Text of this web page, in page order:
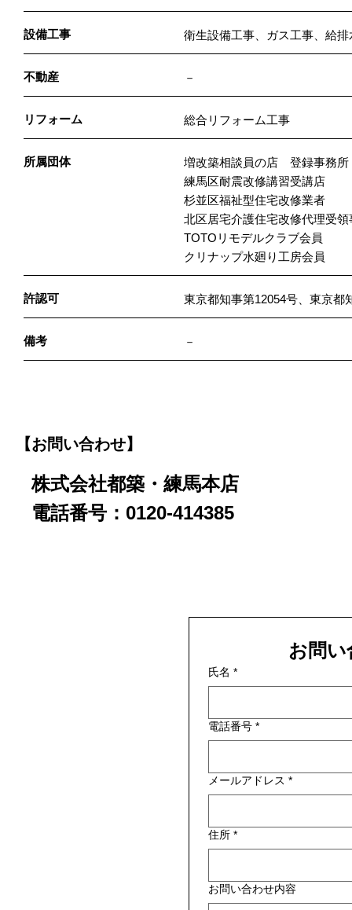
設備工事 衛生設備工事、ガス工事、給
不動産 －
リフォーム 総合リフォーム工事
所属団体
増改築相談員の店 登録事務所
練馬区耐震改修講習受講店
杉並区福祉型住宅改修業者
北区居宅介護住宅改修代理受領
TOTOリモデルクラブ会員
クリナップ水廻り工房会員
許認可 東京都知事第12054号、東京都
備考 －
【お問い合わせ】
株式会社都築・練馬本店
電話番号：0120-414385
お問
氏名 *
電話番号 *
メールアドレス *
住所 *
お問い合わせ内容